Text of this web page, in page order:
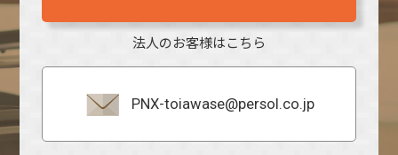
法人のお客様はこちら
PNX-toiawase@persol.co.jp